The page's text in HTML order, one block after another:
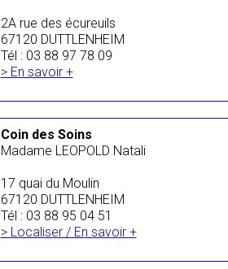
2A rue des écureuils
67120 DUTTLENHEIM
Tél : 03 88 97 78 09
> En savoir +
Coin des Soins
Madame LEOPOLD Natali
17 quai du Moulin
67120 DUTTLENHEIM
Tél : 03 88 95 04 51
> Localiser / En savoir +